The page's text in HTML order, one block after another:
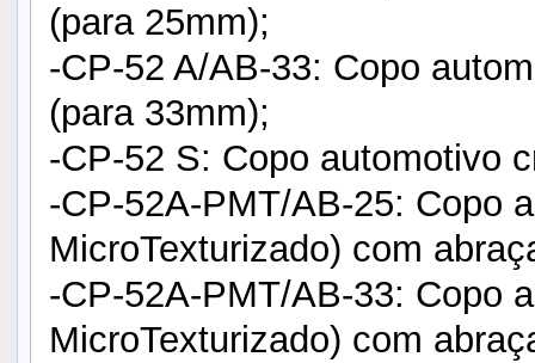
(para 25mm);
-CP-52 A/AB-33: Copo
(para 33mm);
-CP-52 S: Copo automotivo
-CP-52A-PMT/AB-25: Copo
MicroTexturizado) com
-CP-52A-PMT/AB-33: Copo
MicroTexturizado) com